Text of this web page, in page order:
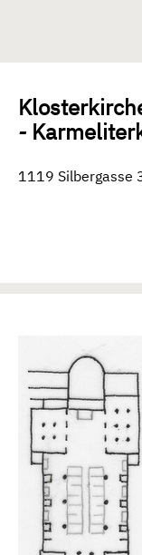
-
1119 Silbergasse